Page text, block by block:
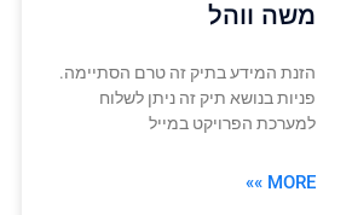
משה ווהל
הזנת המידע בתיק זה טרם הסתיימה.
פניות בנושא תיק זה ניתן לשלוח
למערכת הפרויקט במייל
MORE »»